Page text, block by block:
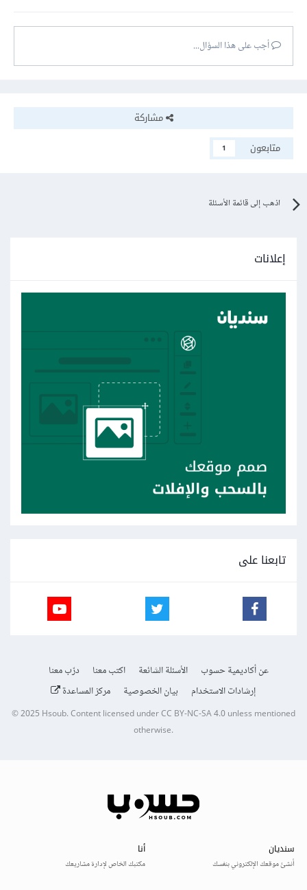
أجب على هذا السؤال...
مشاركة
متابعون
1
اذهب إلى قائمة الأسئلة
إعلانات
تابعنا على
عن أكاديمية حسوب الأسئلة الشائعة اكتب معنا
درّب معنا
إرشادات الاستخدام
بيان الخصوصية مركز المساعدة
© 2025Hsoub.Content licensed underCC BY-NC-SA 4.0unless mentioned
otherwise.